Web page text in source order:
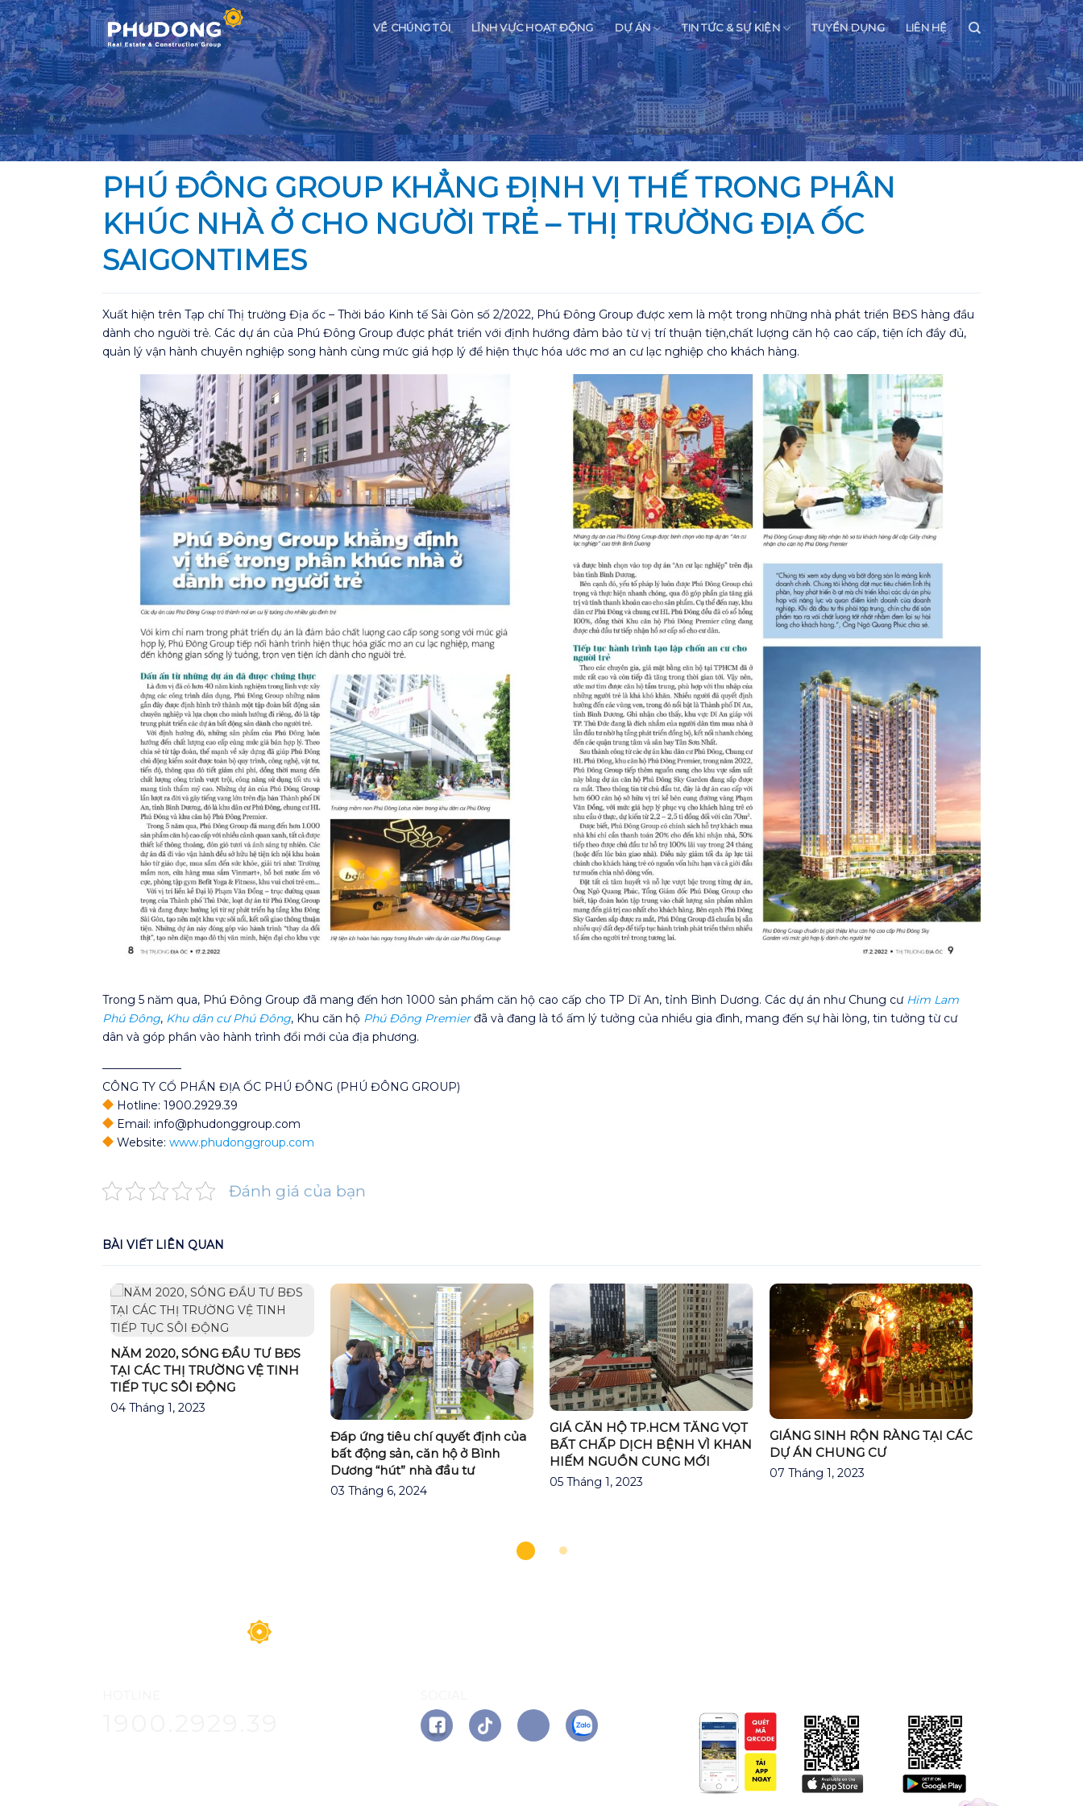
Skip
to
content
VỀ CHÚNG TÔI LĨNH VỰC HOẠT ĐỘNG DỰ ÁN TIN TỨC & SỰ KIỆN TUYỂN DỤNG LIÊN HỆ
PHÚ ĐÔNG GROUP KHẲNG ĐỊNH VỊ THẾ TRONG PHÂN
KHÚC NHÀ Ở CHO NGƯỜI TRẺ – THỊ TRƯỜNG ĐỊA ỐC
SAIGONTIMES
Xuất hiện trên Tạp chí Thị trường Địa ốc – Thời báo Kinh tế Sài Gòn số 2/2022, Phú Đông Group được xem là một trong những nhà phát triển BĐS hàng đầu
dành cho người trẻ. Các dự án của Phú Đông Group được phát triển với định hướng đảm bảo từ vị trí thuận tiện,chất lượng căn hộ cao cấp, tiện ích đầy đủ,
quản lý vận hành chuyên nghiệp song hành cùng mức giá hợp lý để hiện thực hóa ước mơ an cư lạc nghiệp cho khách hàng.
Trong 5 năm qua, Phú Đông Group đã mang đến hơn 1000 sản phẩm căn hộ cao cấp cho TP Dĩ An, tỉnh Bình Dương. Các dự án như Chung cư Him Lam
Phú Đông, Khu dân cư Phú Đông, Khu căn hộ Phú Đông Premierđã và đang là tổ ấm lý tưởng của nhiều gia đình, mang đến sự hài lòng, tin tưởng từ cư
dân và góp phần vào hành trình đổi mới của địa phương.
———————
CÔNG TY CỔ PHẦN ĐỊA ỐC PHÚ ĐÔNG (PHÚ ĐÔNG GROUP)
Hotline: 1900.2929.39
Email: info@phudonggroup.com
Website: www.phudonggroup.com
Đánh giá của bạn
BÀI VIẾT LIÊN QUAN
NĂM 2020, SÓNG ĐẦU TƯ BĐS
TẠI CÁC THỊ TRƯỜNG VỆ TINH
TIẾP TỤC SÔI ĐỘNG
04 Tháng 1, 2023
Đáp ứng tiêu chí quyết định của
bất động sản, căn hộ ở Bình
Dương “hút” nhà đầu tư
03 Tháng 6, 2024
GIÁ CĂN HỘ TP.HCM TĂNG VỌT
BẤT CHẤP DỊCH BỆNH VÌ KHAN
HIẾM NGUỒN CUNG MỚI
05 Tháng 1, 2023
GIÁNG SINH RỘN RÀNG TẠI CÁC
DỰ ÁN CHUNG CƯ
07 Tháng 1, 2023